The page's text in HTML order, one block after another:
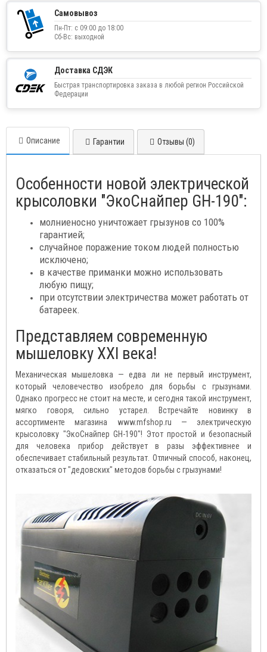
Самовывоз
Пн-Пт: с 09:00 до 18:00
Сб-Вс: выходной
Доставка СДЭК
Быстрая транспортировка заказа в любой регион Российской
Федерации
Описание Гарантии Отзывы (0)
Особенности новой электрической
крысоловки "ЭкоСнайпер GH-190":
молниеносно уничтожает грызунов со 100%
гарантией;
случайное поражение током людей полностью
исключено;
в качестве приманки можно использовать
любую пищу;
при отсутствии электричества может работать от
батареек.
Представляем современную
мышеловку XXI века!
Механическая мышеловка — едва ли не первый инструмент,
который человечество изобрело для борьбы с грызунами.
Однако прогресс не стоит на месте, и сегодня такой инструмент,
мягко говоря, сильно устарел. Встречайте новинку в
ассортименте магазина www.mfshop.ru — электрическую
крысоловку "ЭкоСнайпер GH-190"! Этот простой и безопасный
для человека прибор действует в разы эффективнее и
обеспечивает стабильный результат. Отличный способ, наконец,
отказаться от "дедовских" методов борьбы с грызунами!